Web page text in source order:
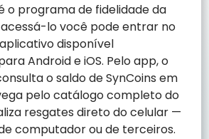
o programa de fidelidade da
lo você pode entrar no
disponível
Android e iOS. Pelo app, o
o saldo de SynCoins em
pelo catálogo completo do
resgates direto do celular —
computador ou de terceiros.